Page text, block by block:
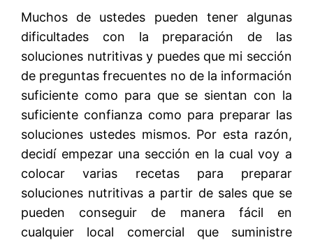
Muchos de ustedes pueden tener algunas
dificultades con la preparación de las
soluciones nutritivas y puedes que mi sección
de preguntas frecuentes no de la información
suficiente como para que se sientan con la
suficiente confianza como para preparar las
soluciones ustedes mismos. Por esta razón,
decidí empezar una sección en la cual voy a
colocar varias recetas para preparar
soluciones nutritivas a partir de sales que se
pueden conseguir de manera fácil en
cualquier local comercial que suministre